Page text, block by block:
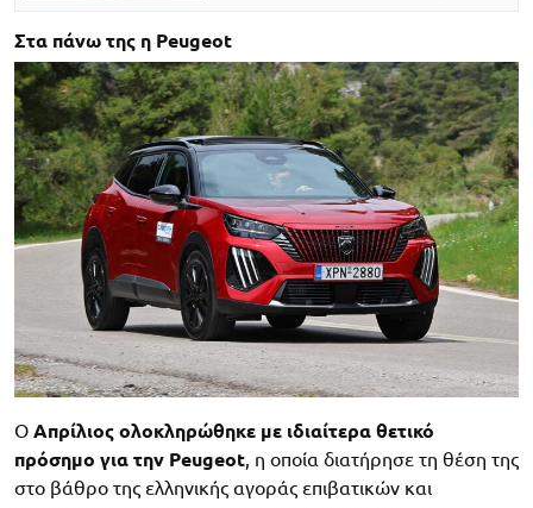
Στα πάνω της η Peugeot
Ο Απρίλιος ολοκληρώθηκε με ιδιαίτερα θετικό
πρόσημο για την Peugeot, η οποία διατήρησε τη θέση της
στο βάθρο της ελληνικής αγοράς επιβατικών και